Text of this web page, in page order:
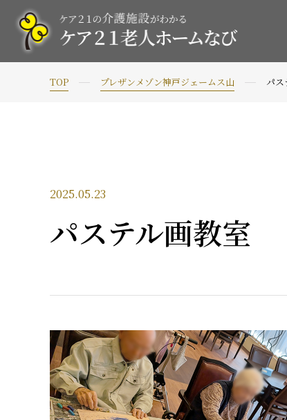
TOP プレザンメゾン神戸ジェームス山 パ
2025.05.23
パステル画教室